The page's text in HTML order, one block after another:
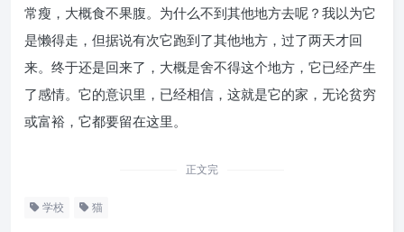
常瘦，大概食不果腹。为什么不到其他地方去呢？我以为它
是懒得走，但据说有次它跑到了其他地方，过了两天才回
来。终于还是回来了，大概是舍不得这个地方，它已经产生
了感情。它的意识里，已经相信，这就是它的家，无论贫穷
或富裕，它都要留在这里。
正文完
学校 猫